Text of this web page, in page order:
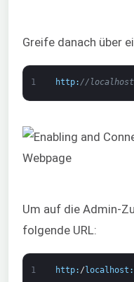
Greife danach über
1 http: //
Um auf die Admin-
folgende URL:
1 http: / localhost :